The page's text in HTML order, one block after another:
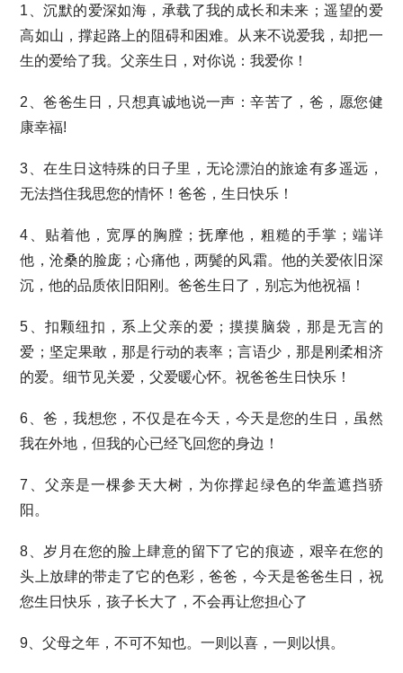
1、沉默的爱深如海，承载了我的成长和未来；遥望的爱
高如山，撑起路上的阻碍和困难。从来不说爱我，却把一
生的爱给了我。父亲生日，对你说：我爱你！
2、爸爸生日，只想真诚地说一声：辛苦了，爸，愿您健
康幸福!
3、在生日这特殊的日子里，无论漂泊的旅途有多遥远，
无法挡住我思您的情怀！爸爸，生日快乐！
4、贴着他，宽厚的胸膛；抚摩他，粗糙的手掌；端详
他，沧桑的脸庞；心痛他，两鬓的风霜。他的关爱依旧深
沉，他的品质依旧阳刚。爸爸生日了，别忘为他祝福！
5、扣颗纽扣，系上父亲的爱；摸摸脑袋，那是无言的
爱；坚定果敢，那是行动的表率；言语少，那是刚柔相济
的爱。细节见关爱，父爱暖心怀。祝爸爸生日快乐！
6、爸，我想您，不仅是在今天，今天是您的生日，虽然
我在外地，但我的心已经飞回您的身边！
7、父亲是一棵参天大树，为你撑起绿色的华盖遮挡骄
阳。
8、岁月在您的脸上肆意的留下了它的痕迹，艰辛在您的
头上放肆的带走了它的色彩，爸爸，今天是爸爸生日，祝
您生日快乐，孩子长大了，不会再让您担心了
9、父母之年，不可不知也。一则以喜，一则以惧。